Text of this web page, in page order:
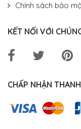
Chính sách bảo
KẾT NỐI VỚI
CHẤP NHẬN